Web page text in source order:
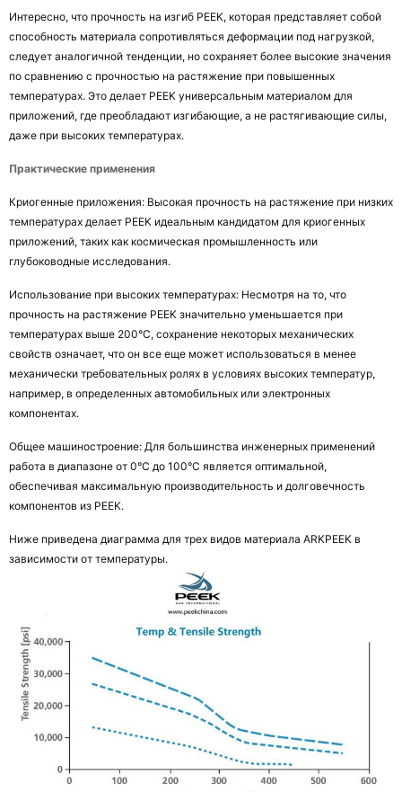
Интересно, что прочность на изгиб PEEK, которая представляет собой
способность материала сопротивляться деформации под нагрузкой,
следует аналогичной тенденции, но сохраняет более высокие значения
по сравнению с прочностью на растяжение при повышенных
температурах. Это делает PEEK универсальным материалом для
приложений, где преобладают изгибающие, а не растягивающие силы,
даже при высоких температурах.
Практические применения
Криогенные приложения: Высокая прочность на растяжение при низких
температурах делает PEEK идеальным кандидатом для криогенных
приложений, таких как космическая промышленность или
глубоководные исследования.
Использование при высоких температурах: Несмотря на то, что
прочность на растяжение PEEK значительно уменьшается при
температурах выше 200°C, сохранение некоторых механических
свойств означает, что он все еще может использоваться в менее
механически требовательных ролях в условиях высоких температур,
например, в определенных автомобильных или электронных
компонентах.
Общее машиностроение: Для большинства инженерных применений
работа в диапазоне от 0°C до 100°C является оптимальной,
обеспечивая максимальную производительность и долговечность
компонентов из PEEK.
Ниже приведена диаграмма для трех видов материала ARKPEEK в
зависимости от температуры.